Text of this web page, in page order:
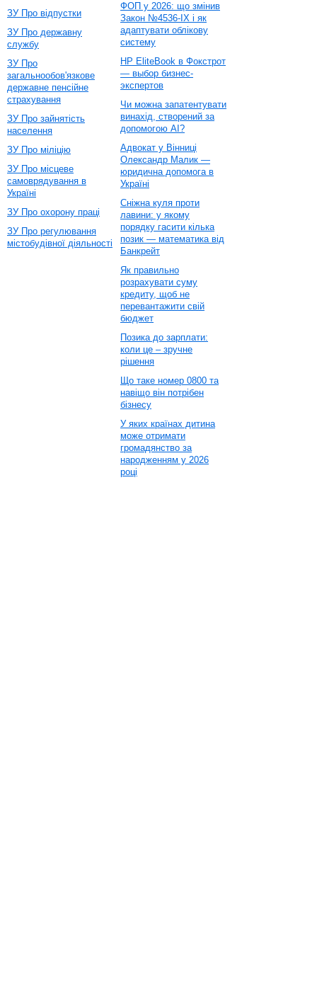
ЗУ Про відпустки
ЗУ Про державну
службу
ЗУ Про
загальнообов'язкове
державне пенсійне
страхування
ЗУ Про зайнятість
населення
ЗУ Про міліцію
ЗУ Про місцеве
самоврядування в
Україні
ЗУ Про охорону праці
ЗУ Про регулювання
містобудівної діяльності
ФОП у 2026: що змінив
Закон №4536-IX і як
адаптувати облікову
систему
HP EliteBook в Фокстрот
— выбор бизнес-
экспертов
Чи можна запатентувати
винахід, створений за
допомогою AI?
Адвокат у Вінниці
Олександр Малик —
юридична допомога в
Україні
Сніжна куля проти
лавини: у якому
порядку гасити кілька
позик — математика від
Банкрейт
Як правильно
розрахувати суму
кредиту, щоб не
перевантажити свій
бюджет
Позика до зарплати:
коли це – зручне
рішення
Що таке номер 0800 та
навіщо він потрібен
бізнесу
У яких країнах дитина
може отримати
громадянство за
народженням у 2026
році